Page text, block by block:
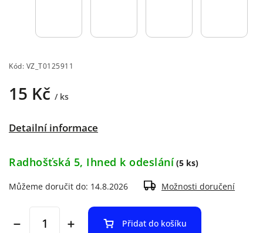
Kód: VZ_T0125911
15 Kč / ks
Detailní informace
Radhošťská 5, Ihned k odeslání (5 ks)
Můžeme doručit do: 14.8.2026 Možnosti doručení
Přidat do košíku